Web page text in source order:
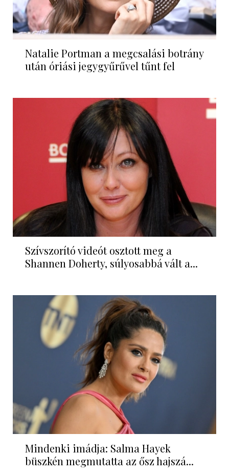
Natalie Portman a megcsalási botrány
után óriási jegygyűrűvel tűnt fel
Szívszorító videót osztott meg a
Shannen Doherty, súlyosabbá vált a...
Mindenki imádja: Salma Hayek
büszkén megmutatta az ősz hajszá...